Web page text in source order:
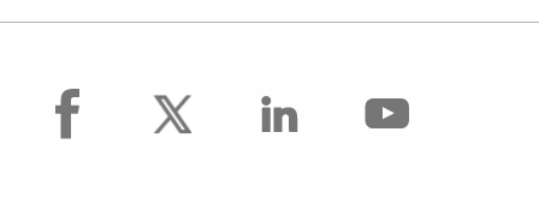
facebook